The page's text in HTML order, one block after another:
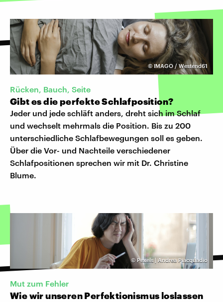
©IMAGO / Westend61
Rücken, Bauch, Seite
Gibt es die perfekte Schlafposition?
Jeder und jede schläft anders, dreht sich im Schlaf
und wechselt mehrmals die Position. Bis zu 200
unterschiedliche Schlafbewegungen soll es geben.
Über die Vor- und Nachteile verschiedener
Schlafpositionen sprechen wir mit Dr. Christine
Blume.
©Pexels | Andrea Piacquadio
Mut zum Fehler
Wie wir unseren Perfektionismus loslassen